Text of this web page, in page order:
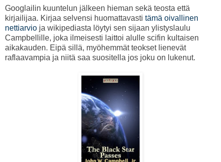
Googlailin kuuntelun jälkeen hieman sekä teosta että
kirjailijaa. Kirjaa selvensi huomattavasti tämä oivallinen
nettiarvio ja wikipediasta löytyi sen sijaan ylistyslaulu
Campbellille, joka ilmeisesti laittoi alulle scifin kultaisen
aikakauden. Eipä sillä, myöhemmät teokset lienevät
raflaavampia ja niitä saa suositella jos joku on lukenut.